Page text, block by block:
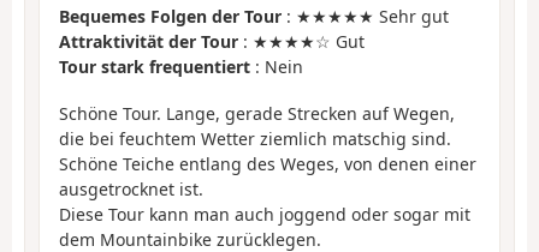
Bequemes Folgen der Tour : ★★★★★ Sehr gut
Attraktivität der Tour : ★★★★☆ Gut
Tour stark frequentiert : Nein
Schöne Tour. Lange, gerade Strecken auf Wegen,
die bei feuchtem Wetter ziemlich matschig sind.
Schöne Teiche entlang des Weges, von denen einer
ausgetrocknet ist.
Diese Tour kann man auch joggend oder sogar mit
dem Mountainbike zurücklegen.